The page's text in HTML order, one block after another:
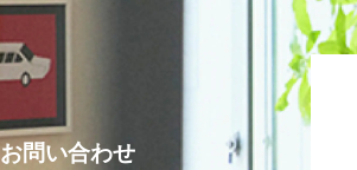
お問い合わせ